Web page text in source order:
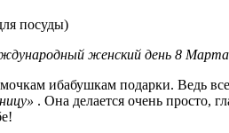
посуды)
женский день 8
ибабушкам подарки. Ведь
. Она делается очень просто,